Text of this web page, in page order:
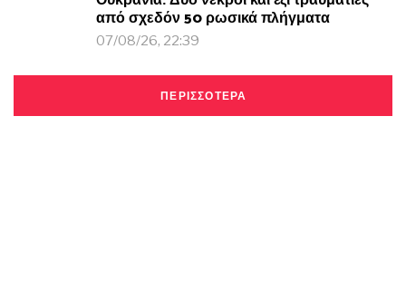
από σχεδόν 50 ρωσικά πλήγματα
07/08/26, 22:39
ΠΕΡΙΣΣΟΤΕΡΑ